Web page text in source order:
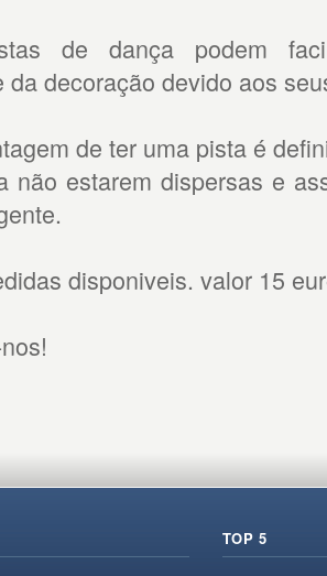
de dança podem
da decoração devido aos
de ter uma pista é
não estarem dispersas e
disponiveis. valor 15
TOP 5